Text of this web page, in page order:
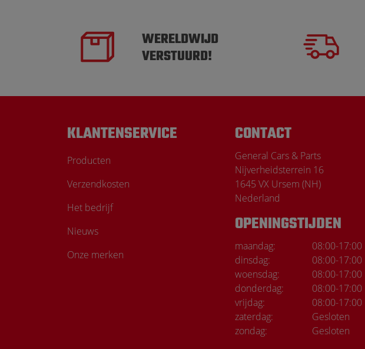
WERELDWIJD
VERSTUURD!
KLANTENSERVICE
Producten
Verzendkosten
Het bedrijf
Nieuws
Onze merken
CONTACT
General Cars & Parts
Nijverheidsterrein 16
1645 VX Ursem (NH)
Nederland
OPENINGSTIJDEN
maandag: 08:00-17:00
dinsdag:
08:00-17:00
woensdag:
08:00-17:00
donderdag:
08:00-17:00
vrijdag:
08:00-17:00
zaterdag:
Gesloten
zondag:
Gesloten